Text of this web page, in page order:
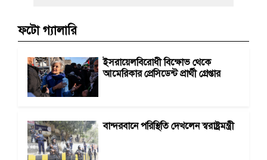
ফটো গ্যালারি
ইসরায়েলবিরোধী বিক্ষোভ থেকে
আমেরিকার প্রেসিডেন্ট প্রার্থী গ্রেপ্তার
বান্দরবানে পরিস্থিতি দেখলেন স্বরাষ্ট্রমন্ত্রী